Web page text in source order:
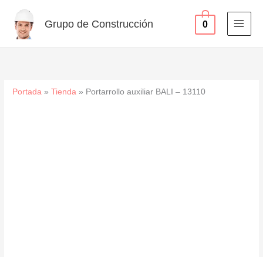
contenido
Grupo de Construcción 0
Portada »Tienda » Portarrollo auxiliar BALI – 13110